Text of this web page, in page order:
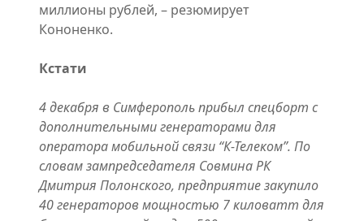
миллионы рублей, – резюмирует
Кононенко.
Кстати
4 декабря в Симферополь прибыл спецборт с
дополнительными генераторами для
оператора мобильной связи “К-Телеком”. По
словам зампредседателя Совмина РК
Дмитрия Полонского, предприятие закупило
40 генераторов мощностью 7 киловатт для